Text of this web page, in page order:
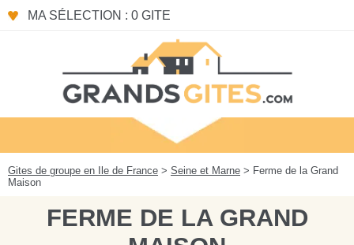
MA SÉLECTION : 0 GITE
Gites de groupe en Ile de France > Seine et Marne > Ferme de la Grand
Maison
FERME DE LA GRAND
Panneau de gestion des cookies